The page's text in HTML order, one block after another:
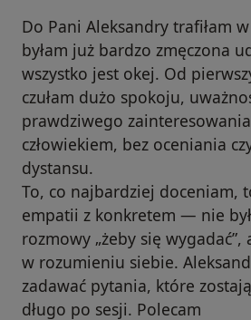
Do Pani Aleksandry trafiłam
byłam już bardzo zmęczona
wszystko jest okej. Od
czułam dużo spokoju,
prawdziwego
człowiekiem, bez oceniania
dystansu.
To, co najbardziej doceniam,
empatii z konkretem — nie
rozmowy „żeby się
w rozumieniu siebie.
zadawać pytania, które
długo po sesji. Polecam